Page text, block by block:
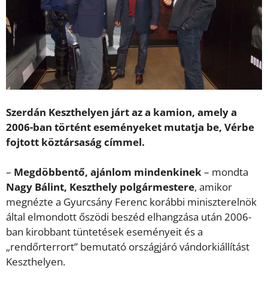
Szerdán Keszthelyen járt az a kamion, amely a
2006-ban történt eseményeket mutatja be, Vérbe
fojtott köztársaság címmel.
– Megdöbbentő, ajánlom mindenkinek– mondta
Nagy Bálint, Keszthely polgármestere, amikor
megnézte a Gyurcsány Ferenc korábbi miniszterelnök
által elmondott őszödi beszéd elhangzása után 2006-
ban kirobbant tüntetések eseményeit és a
„rendőrterrort” bemutató országjáró vándorkiállítást
Keszthelyen.